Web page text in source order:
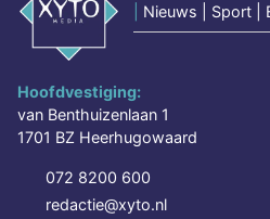
Nieuws | Sport |
Hoofdvestiging:
van Benthuizenlaan 1
1701 BZ Heerhugowaard
072 8200 600
redactie@xyto.nl